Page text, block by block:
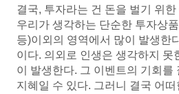
결국, 투자라는 건 돈을 벌기 위
우리가 생각하는 단순한 투자상
등)이외의 영역에서 많이 발생한
이다. 의외로 인생은 생각하지 못
이 발생한다. 그 이벤트의 기회를
지혜일 수 있다. 그러니 결국 어